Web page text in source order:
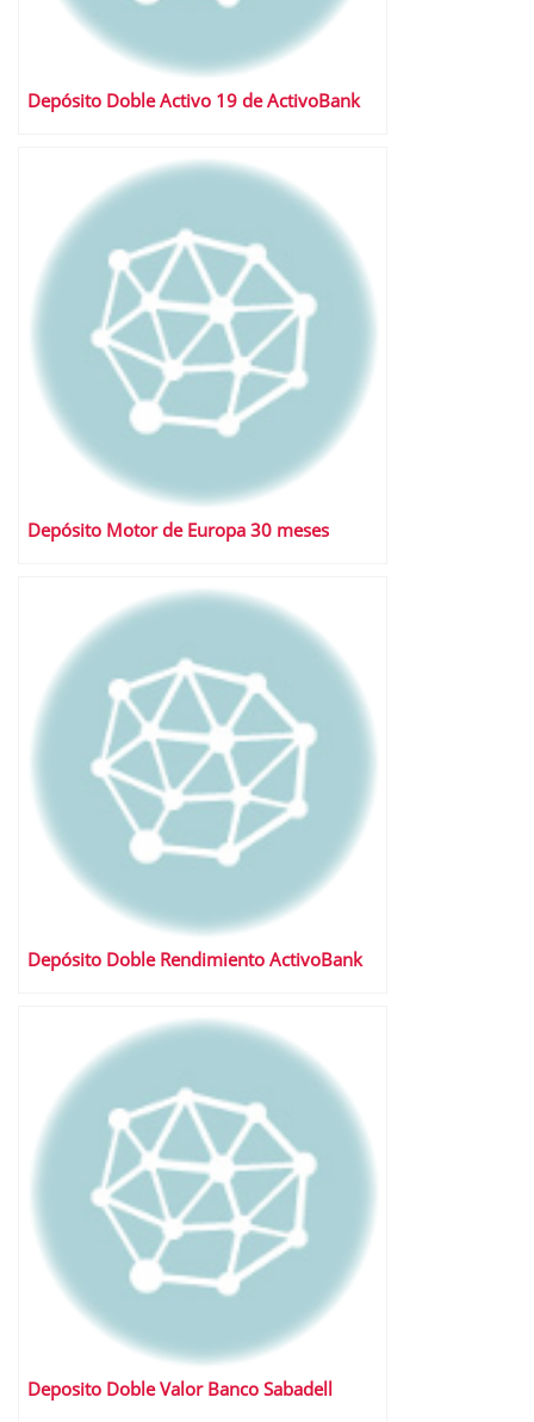
Depósito Doble Activo 19 de ActivoBank
Depósito Motor de Europa 30 meses
Depósito Doble Rendimiento ActivoBank
Deposito Doble Valor Banco Sabadell